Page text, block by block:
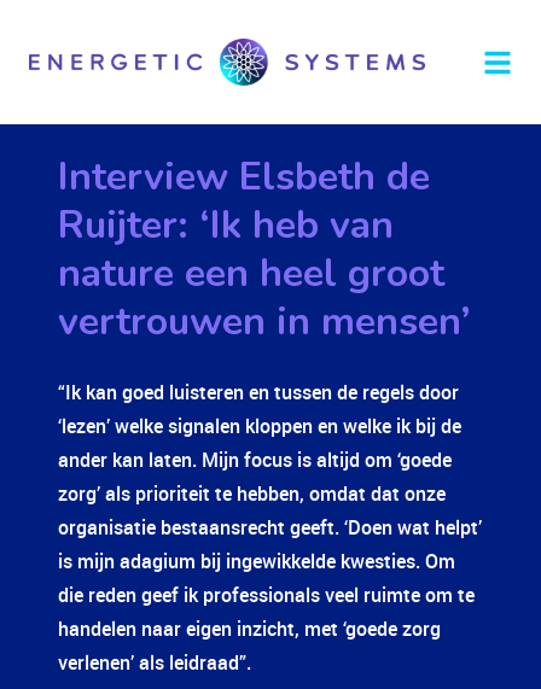
Interview Elsbeth de
Ruijter: ‘Ik heb van
nature een heel groot
vertrouwen in mensen’
“Ik kan goed luisteren en tussen de regels door
‘lezen’ welke signalen kloppen en welke ik bij de
ander kan laten. Mijn focus is altijd om ‘goede
zorg’ als prioriteit te hebben, omdat dat onze
organisatie bestaansrecht geeft. ‘Doen wat helpt’
is mijn adagium bij ingewikkelde kwesties. Om
die reden geef ik professionals veel ruimte om te
handelen naar eigen inzicht, met ‘goede zorg
verlenen’ als leidraad”.